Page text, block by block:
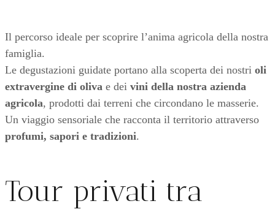
Il percorso ideale per scoprire l’anima agricola della nostra
famiglia.
Le degustazioni guidate portano alla scoperta dei nostri oli
extravergine di oliva e dei vini della nostra azienda
agricola, prodotti dai terreni che circondano le masserie.
Un viaggio sensoriale che racconta il territorio attraverso
profumi, sapori e tradizioni.
Tour privati tra